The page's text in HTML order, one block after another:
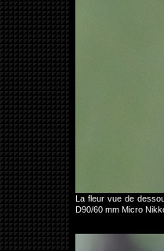
La fleur vue de
D90/60 mm Micro